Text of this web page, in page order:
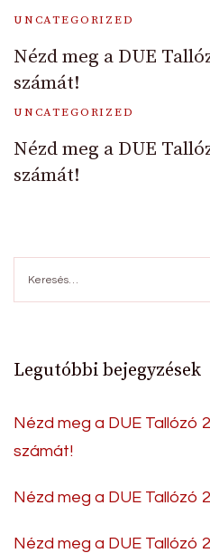
UNCATEGORIZED
Nézd meg a DUE
számát!
UNCATEGORIZED
Nézd meg a DUE
számát!
Legutóbbi bejegyzések
Nézd meg a DUE Tallózó
számát!
Nézd meg a DUE Tallózó
Nézd meg a DUE Tallózó